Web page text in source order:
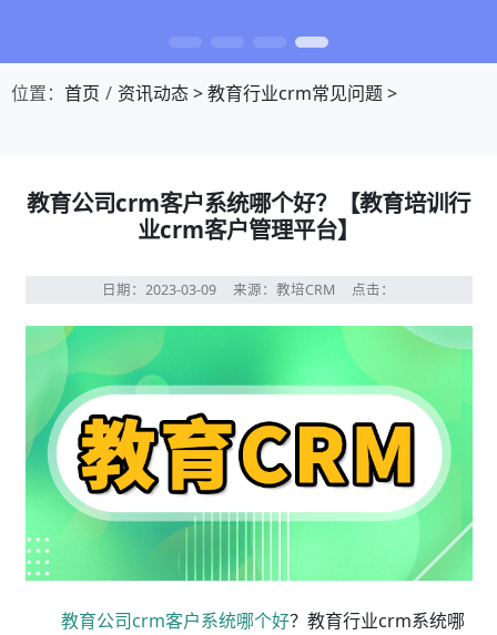
位置： 首页 资讯动态>教育行业crm常见问题>
教育公司crm客户系统哪个好？【教育培训行
业crm客户管理平台】
日期：2023-03-09 来源：教培CRM 点击：
教育公司crm客户系统哪个好？教育行业crm系统哪